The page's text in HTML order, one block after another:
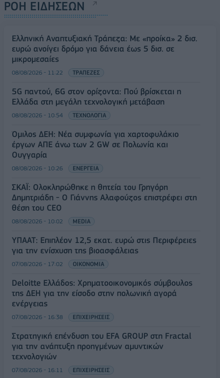
ΡΟΗ ΕΙΔΗΣΕΩΝ
Ελληνική Αναπτυξιακή Τράπεζα: Με «προίκα» 2 δισ.
ευρώ ανοίγει δρόμο για δάνεια έως 5 δισ. σε
μικρομεσαίες
08/08/2026 - 11:22 ΤΡΑΠΕΖΕΣ
5G παντού, 6G στον ορίζοντα: Πού βρίσκεται η
Ελλάδα στη μεγάλη τεχνολογική μετάβαση
08/08/2026 - 10:54 ΤΕΧΝΟΛΟΓΙΑ
Όμιλος ΔΕΗ: Νέα συμφωνία για χαρτοφυλάκιο
έργων ΑΠΕ άνω των 2 GW σε Πολωνία και
Ουγγαρία
08/08/2026 - 10:26 ΕΝΕΡΓΕΙΑ
ΣΚΑΪ: Ολοκληρώθηκε η θητεία του Γρηγόρη
Δημητριάδη - Ο Γιάννης Αλαφούζος επιστρέφει στη
θέση του CEO
08/08/2026 - 10:02 MEDIA
ΥΠΑΑΤ: Επιπλέον 12,5 εκατ. ευρώ στις Περιφέρειες
για την ενίσχυση της βιοασφάλειας
07/08/2026 - 17:02 ΟΙΚΟΝΟΜΙΑ
Deloitte Ελλάδος: Χρηματοοικονομικός σύμβουλος
της ΔΕΗ για την είσοδο στην πολωνική αγορά
ενέργειας
07/08/2026 - 16:38 ΕΠΙΧΕΙΡΗΣΕΙΣ
Στρατηγική επένδυση του EFA GROUP στη Fractal
για την ανάπτυξη προηγμένων αμυντικών
τεχνολογιών
07/08/2026 - 16:11 ΕΠΙΧΕΙΡΗΣΕΙΣ